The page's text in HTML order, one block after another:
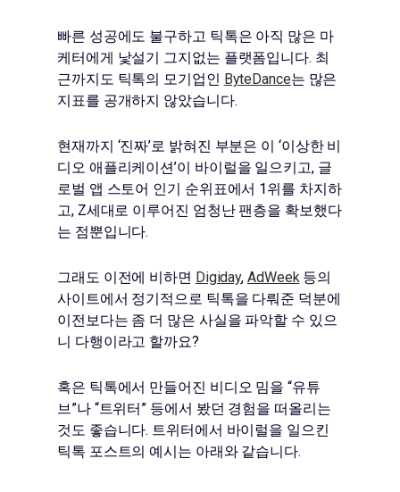
빠른 성공에도 불구하고 틱톡은 아직 많은 마
케터에게 낯설기 그지없는 플랫폼입니다. 최
근까지도 틱톡의 모기업인 ByteDance는 많은
지표를 공개하지 않았습니다.
현재까지 ‘진짜’로 밝혀진 부분은 이 ‘이상한 비
디오 애플리케이션’이 바이럴을 일으키고, 글
로벌 앱 스토어 인기 순위표에서 1위를 차지하
고, Z세대로 이루어진 엄청난 팬층을 확보했다
는 점뿐입니다.
그래도 이전에 비하면 Digiday, AdWeek등의
사이트에서 정기적으로 틱톡을 다뤄준 덕분에
이전보다는 좀 더 많은 사실을 파악할 수 있으
니 다행이라고 할까요?
혹은 틱톡에서 만들어진 비디오 밈을 “유튜
브”나 “트위터” 등에서 봤던 경험을 떠올리는
것도 좋습니다. 트위터에서 바이럴을 일으킨
틱톡 포스트의 예시는 아래와 같습니다.